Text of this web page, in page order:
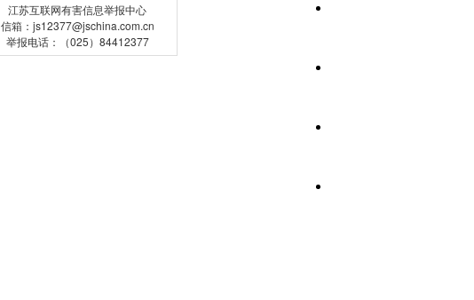
江苏互联网有害信息举报中心
信箱：js12377@jschina.com.cn
举报电话：（025）84412377